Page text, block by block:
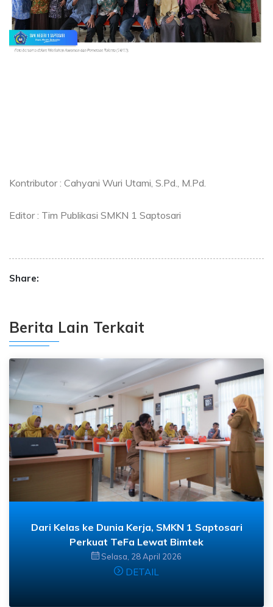
Kontributor : Cahyani Wuri Utami, S.Pd., M.Pd.
Editor : Tim Publikasi SMKN 1 Saptosari
Share:
Berita Lain Terkait
Dari Kelas ke Dunia Kerja, SMKN 1 Saptosari
Perkuat TeFa Lewat Bimtek
Selasa, 28 April 2026
DETAIL